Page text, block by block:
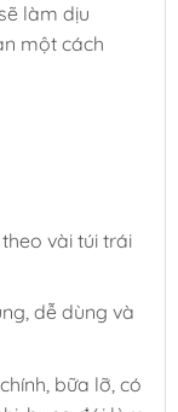
làm dịu
một cách
vài túi trái
dễ dùng và
bữa lỡ, có